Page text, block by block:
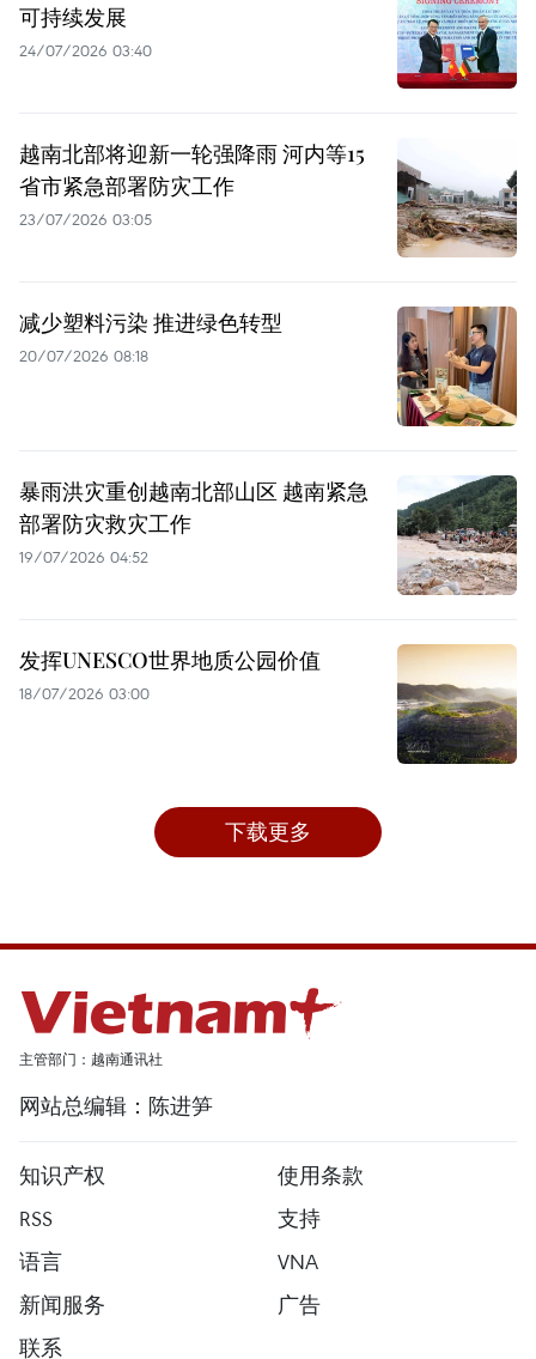
可持续发展
24/07/2026 03:40
越南北部将迎新一轮强降雨 河内等15
省市紧急部署防灾工作
23/07/2026 03:05
减少塑料污染 推进绿色转型
20/07/2026 08:18
暴雨洪灾重创越南北部山区 越南紧急
部署防灾救灾工作
19/07/2026 04:52
发挥UNESCO世界地质公园价值
18/07/2026 03:00
下载更多
主管部门：越南通讯社
网站总编辑：陈进笋
知识产权
使用条款
RSS
支持
语言
VNA
新闻服务
广告
联系